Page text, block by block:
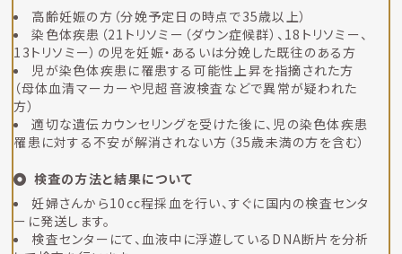
高齢妊娠の方（分娩予定日の時点で35歳以上）
染色体疾患（21トリソミー（ダウン症候群）、18トリソミー、
13トリソミー）の児を妊娠・あるいは分娩した既往のある方
児が染色体疾患に罹患する可能性上昇を指摘された方
（母体血清マーカーや児超音波検査などで異常が疑われた
方）
適切な遺伝カウンセリングを受けた後に、児の染色体疾患
罹患に対する不安が解消されない方（35歳未満の方を含む）
検査の方法と結果について
妊婦さんから10cc程採血を行い、すぐに国内の検査センタ
ーに発送します。
検査センターにて、血液中に浮遊しているDNA断片を分析